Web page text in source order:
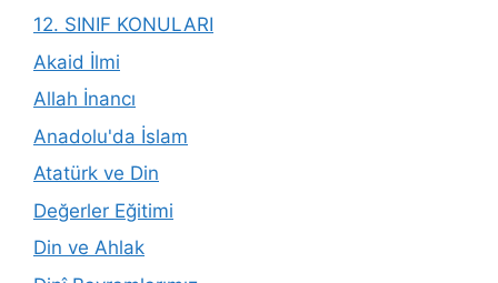
12. SINIF KONULARI
Akaid İlmi
Allah İnancı
Anadolu'da İslam
Atatürk ve Din
Değerler Eğitimi
Din ve Ahlak